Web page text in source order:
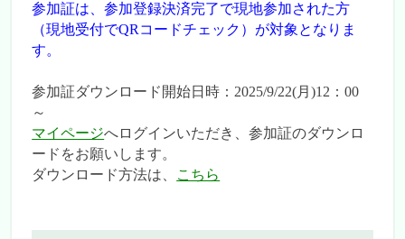
参加証は、参加登録決済完了で現地参加された方
（現地受付でQRコードチェック）が対象となりま
す。
参加証ダウンロード開始日時：2025/9/22(月)12：00
～
マイページへログインいただき、参加証のダウンロ
ードをお願いします。
ダウンロード方法は、
こちら